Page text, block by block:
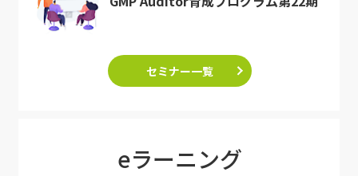
セミナー一覧
eラーニング